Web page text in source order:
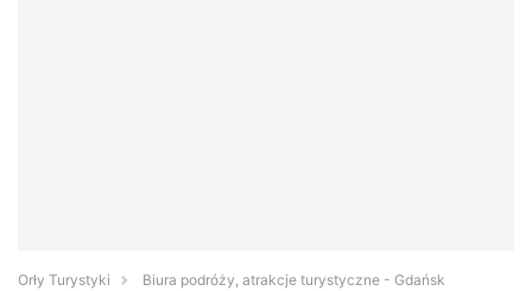
Orły Turystyki
Biura podróży, atrakcje turystyczne - Gdańsk